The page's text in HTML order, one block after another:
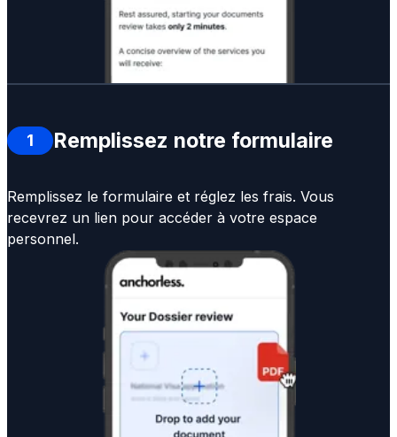
1 Remplissez notre formulaire
Remplissez le formulaire et réglez les frais. Vous
recevrez un lien pour accéder à votre espace
personnel.